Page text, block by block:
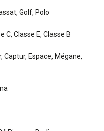
Golf, Polo
C, Classe E, Classe B
Captur, Espace, Mégane,